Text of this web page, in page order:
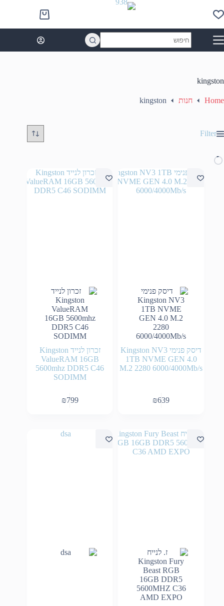
to
content
Shopping
cart
results
kingston
Home חנות kingston
Filter
דיסק פנימי Kingston NV3
1TB NVME GEN 4.0
M.2 2280 6000/4000Mb/s
₪639
זכרון לנייד Kingston
ValueRAM 16GB
5600mhz DDR5 C46
SODIMM
₪799